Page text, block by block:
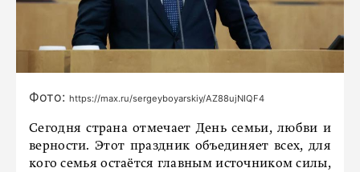
Фото: https://max.ru/sergeyboyarskiy/AZ88ujNIQF4
Сегодня страна отмечает День семьи, любви и
верности. Этот праздник объединяет всех, для
кого семья остаётся главным источником силы,